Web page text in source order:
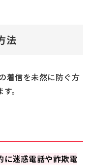
法
着信を未然に防ぐ方
。
に迷惑電話や詐欺電